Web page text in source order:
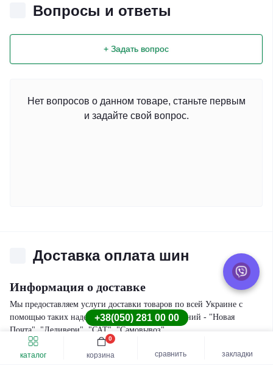
каталог сравнить закладки
корзина
0
Быстрый заказ
Вопросы и ответы
+ Задать вопрос
Нет вопросов о данном товаре, станьте первым
и задайте свой вопрос.
Доставка оплата шин
Информация о доставке
Мы предоставляем услуги доставки товаров по всей Украине с
помощью таких надежных транспортных компаний - "Новая
Почта", "Деливери", "САТ", "Самовывоз".
Приблизительные сроки доставки "Новой Почтой" составляют 1-3
+38(050) 281 00 00